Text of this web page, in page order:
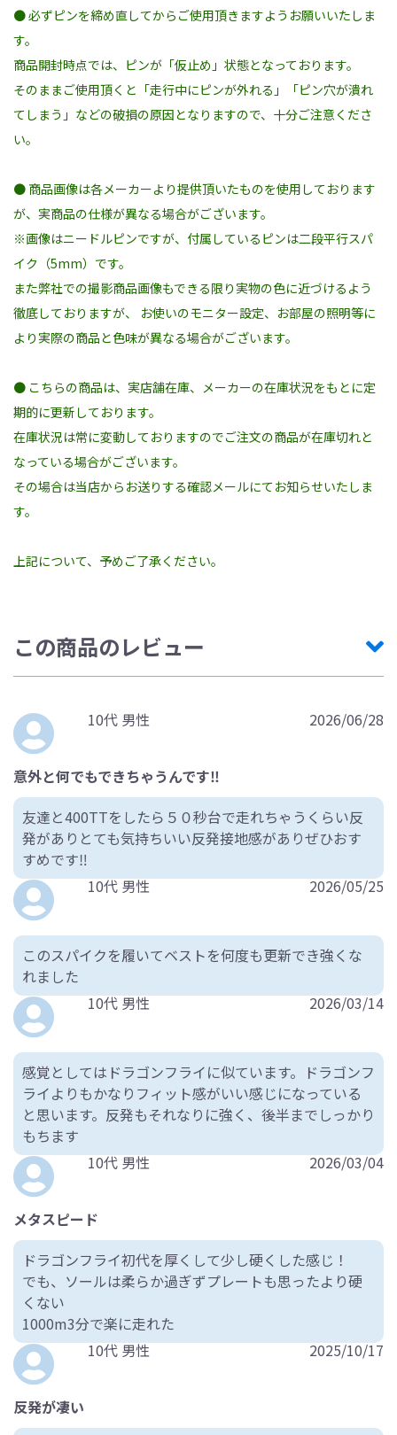
● 必ずピンを締め直してからご使用頂きますようお願いいたしま
す。
商品開封時点では、ピンが「仮止め」状態となっております。
そのままご使用頂くと「走行中にピンが外れる」「ピン穴が潰れ
てしまう」などの破損の原因となりますので、十分ご注意くださ
い。
● 商品画像は各メーカーより提供頂いたものを使用しております
が、実商品の仕様が異なる場合がございます。
※画像はニードルピンですが、付属しているピンは二段平行スパ
イク（5mm）です。
また弊社での撮影商品画像もできる限り実物の色に近づけるよう
徹底しておりますが、 お使いのモニター設定、お部屋の照明等に
より実際の商品と色味が異なる場合がございます。
● こちらの商品は、実店舗在庫、メーカーの在庫状況をもとに定
期的に更新しております。
在庫状況は常に変動しておりますのでご注文の商品が在庫切れと
なっている場合がございます。
その場合は当店からお送りする確認メールにてお知らせいたしま
す。
上記について、予めご了承ください。
この商品のレビュー
10代 男性 2026/06/28
意外と何でもできちゃうんです‼️
友達と400TTをしたら５０秒台で走れちゃうくらい反
発がありとても気持ちいい反発接地感がありぜひおす
すめです‼️
10代 男性
2026/05/25
このスパイクを履いてベストを何度も更新でき強くな
れました
10代 男性
2026/03/14
感覚としてはドラゴンフライに似ています。ドラゴンフ
ライよりもかなりフィット感がいい感じになっている
と思います。反発もそれなりに強く、後半までしっかり
もちます
10代 男性
2026/03/04
メタスピード
ドラゴンフライ初代を厚くして少し硬くした感じ！
でも、ソールは柔らか過ぎずプレートも思ったより硬
くない
1000m3分で楽に走れた
10代 男性
2025/10/17
反発が凄い